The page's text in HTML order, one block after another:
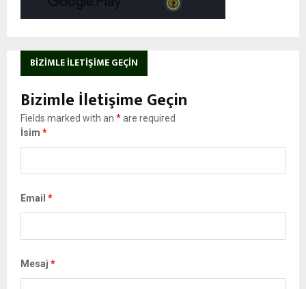
BIZIMLE İLETIŞIME GEÇIN
Bizimle İletişime Geçin
Fields marked with an *are required
İsim *
Email *
Mesaj *